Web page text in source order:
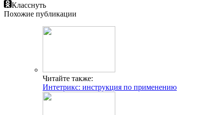
Класснуть
Похожие публикации
Читайте также:
Интетрикс: инструкция по применению